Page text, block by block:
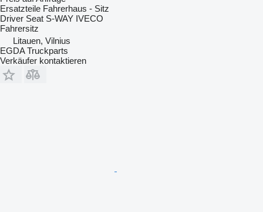
Ersatzteile Fahrerhaus - Sitz
Driver Seat S-WAY IVECO
Fahrersitz
Litauen, Vilnius
EGDA Truckparts
Verkäufer kontaktieren